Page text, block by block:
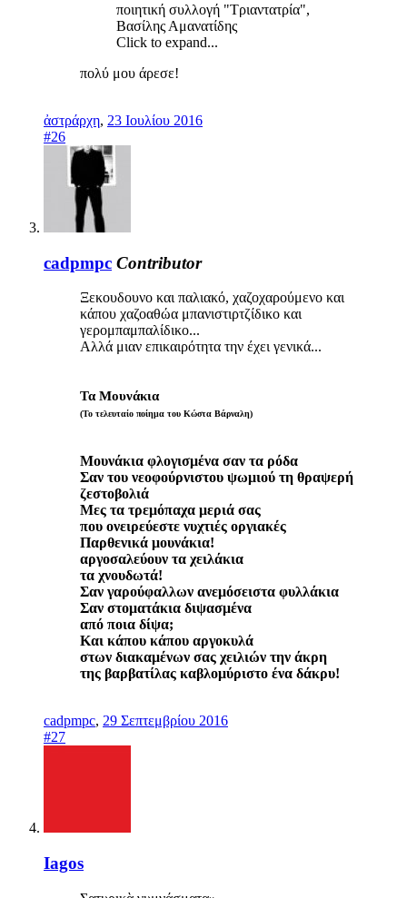
ποιητική συλλογή "Τριαντατρία",
Βασίλης Αμανατίδης
Click to expand...
πολύ μου άρεσε!
ἀστράρχη, 23 Ιουλίου 2016
#26
cadpmpc Contributor
Ξεκουδουνο και παλιακό, χαζοχαρούμενο και
κάπου χαζοαθώα μπανιστιρτζίδικο και
γερομπαμπαλίδικο...
Αλλά μιαν επικαιρότητα την έχει γενικά...
Τα Μουνάκια
(Το τελευταίο ποίημα του Κώστα Βάρναλη)
Μουνάκια φλογισμένα σαν τα ρόδα
Σαν του νεοφούρνιστου ψωμιού τη θραψερή
ζεστοβολιά
Μες τα τρεμόπαχα μεριά σας
που ονειρεύεστε νυχτιές οργιακές
Παρθενικά μουνάκια!
αργοσαλεύουν τα χειλάκια
τα χνουδωτά!
Σαν γαρούφαλλων ανεμόσειστα φυλλάκια
Σαν στοματάκια διψασμένα
από ποια δίψα;
Και κάπου κάπου αργοκυλά
στων διακαμένων σας χειλιών την άκρη
της βαρβατίλας καβλομύριστο ένα δάκρυ!
cadpmpc, 29 Σεπτεμβρίου 2016
#27
Iagos